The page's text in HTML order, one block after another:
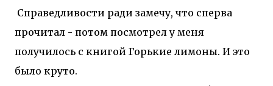
Справедливости ради замечу, что сперва
прочитал - потом посмотрел у меня
получилось с книгой Горькие лимоны. И это
было круто.